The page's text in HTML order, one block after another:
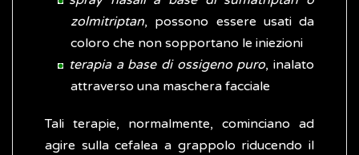
zolmitriptan, possono essere usati da
coloro che non sopportano le iniezioni
terapia a base di ossigeno puro, inalato
attraverso una maschera facciale
Tali terapie, normalmente, cominciano ad
agire sulla cefalea a grappolo riducendo il